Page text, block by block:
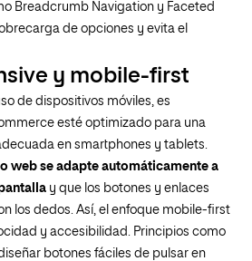
Breadcrumb Navigation y Faceted
de opciones y evita el
y mobile-first
de dispositivos móviles, es
esté optimizado para una
en smartphones y tablets.
web se adapte automáticamente a
y que los botones y enlaces
los dedos. Así, el enfoque mobile-first
y accesibilidad. Principios como
botones fáciles de pulsar en